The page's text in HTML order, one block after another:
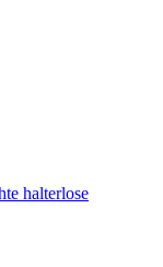
halterlose